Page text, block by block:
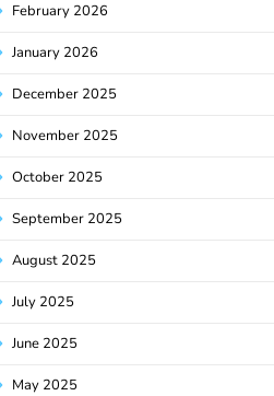
February 2026
January 2026
December 2025
November 2025
October 2025
September 2025
August 2025
July 2025
June 2025
May 2025